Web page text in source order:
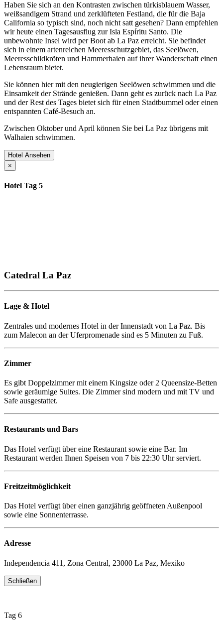
Haben Sie sich an den Kontrasten zwischen türkisblauem Wasser,
weißsandigem Strand und zerklüfteten Festland, die für die Baja
California so typisch sind, noch nicht satt gesehen? Dann empfehlen
wir heute einen Tagesausflug zur Isla Espíritu Santo. Die
unbewohnte Insel wird per Boot ab La Paz erreicht. Sie befindet
sich in einem artenreichen Meeresschutzgebiet, das Seelöwen,
Meeresschildkröten und Hammerhaien auf ihrer Wanderschaft einen
Lebensraum bietet.
Sie können hier mit den neugierigen Seelöwen schwimmen und die
Einsamkeit der Strände genießen. Dann geht es zurück nach La Paz
und der Rest des Tages bietet sich für einen Stadtbummel oder einen
entspannten Café-Besuch an.
Zwischen Oktober und April können Sie bei La Paz übrigens mit
Walhaien schwimmen.
Hotel Ansehen
×
Hotel Tag 5
Catedral La Paz
Lage & Hotel
Zentrales und modernes Hotel in der Innenstadt von La Paz. Bis
zum Malecon an der Uferpromenade sind es 5 Minuten zu Fuß.
Zimmer
Es gibt Doppelzimmer mit einem Kingsize oder 2 Queensize-Betten
sowie geräumige Suites. Die Zimmer sind modern und mit TV und
Safe ausgestattet.
Restaurants und Bars
Das Hotel verfügt über eine Restaurant sowie eine Bar. Im
Restaurant werden Ihnen Speisen von 7 bis 22:30 Uhr serviert.
Freitzeitmöglichkeit
Das Hotel verfügt über einen ganzjährig geöffneten Außenpool
sowie eine Sonnenterrasse.
Adresse
Independencia 411, Zona Central, 23000 La Paz, Mexiko
Schließen
Tag 6